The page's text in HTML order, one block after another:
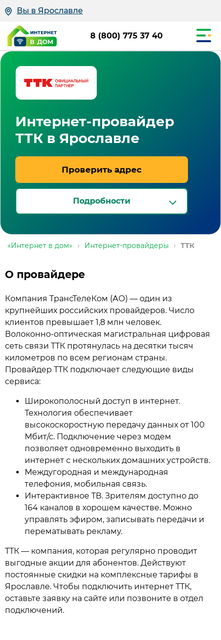
Вы в Ярославле
8 (800) 775 37 40
Интернет-провайдер
ТТК в Ярославле
Проверить адрес
Подробности
«Интернет в дом» › Интернет-провайдеры › ТТК
О провайдере
Компания ТрансТелеКом (АО) — один из
крупнейших российских провайдеров. Число
клиентов превышает 1,8 млн человек.
Волоконно-оптическая магистральная цифровая
сеть связи ТТК протянулась на десятки тысяч
километров по всем регионам страны.
Провайдер ТТК подключает следующие виды
сервиса:
Широкополосный доступ в интернет.
Технология обеспечивает
высокоскоростную передачу данных от 100
Мбит/с. Подключение через модем
позволяет одновременно выходить в
интернет с нескольких домашних устройств.
Междугородная и международная
телефония, мобильная связь.
Интерактивное ТВ. Зрителям доступно до
164 каналов в хорошем качестве. Можно
управлять эфиром, записывать передачи и
перематывать рекламу.
ТТК — компания, которая регулярно проводит
выгодные акции для абонентов. Действуют
постоянные скидки на комплексные тарифы в
Ярославле. Чтобы подключить интернет ТТК,
оставьте заявку на сайте или позвоните в отдел
подключений.